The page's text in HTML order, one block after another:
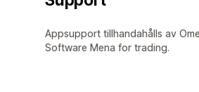
Appsupport tillhandahålls av
Software Mena for trading.